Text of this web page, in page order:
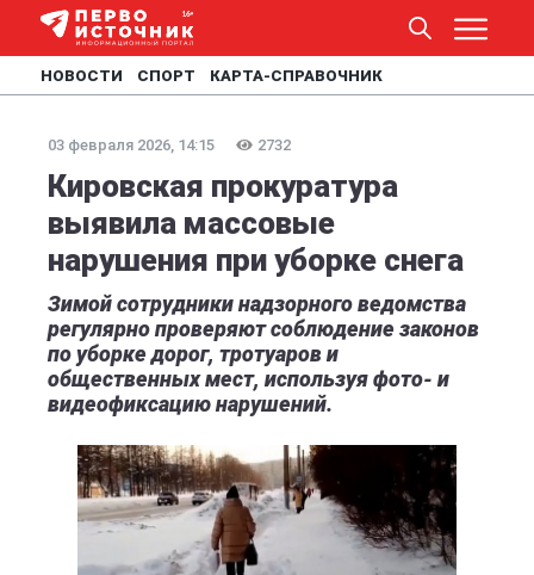
НОВОСТИ СПОРТ КАРТА-СПРАВОЧНИК
03 февраля 2026, 14:15 2732
Кировская прокуратура
выявила массовые
нарушения при уборке снега
Зимой сотрудники надзорного ведомства
регулярно проверяют соблюдение законов
по уборке дорог, тротуаров и
общественных мест, используя фото- и
видеофиксацию нарушений.